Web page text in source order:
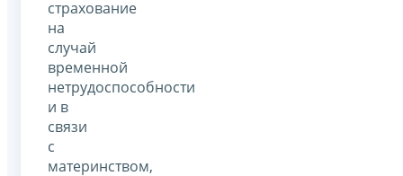
страхование
на
случай
временной
нетрудоспособности
и в
связи
с
материнством,